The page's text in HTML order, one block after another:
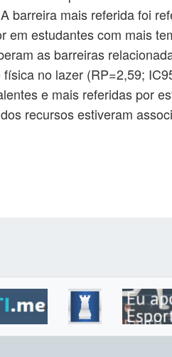
barreira mais referida foi
em estudantes com mais
as barreiras
no lazer (RP=2,59;
e mais referidas por
recursos estiveram